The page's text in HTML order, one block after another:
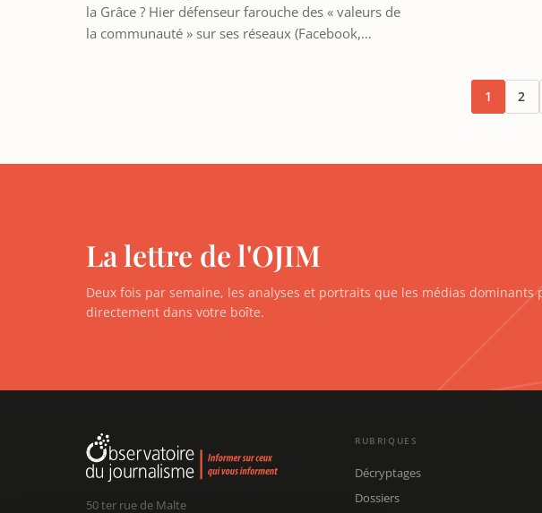
la Grâce ? Hier défenseur farouche des « valeurs de
la communauté » sur ses réseaux (Facebook,…
1 2
La lettre de l'OJIM
Deux fois par semaine, les analyses et portraits que les médias
directement dans votre boîte.
50 ter rue de Malte
RUBRIQUES
Décryptages
Dossiers